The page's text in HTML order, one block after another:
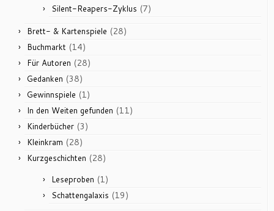
Silent-Reapers-Zyklus (7)
Brett- & Kartenspiele (28)
Buchmarkt (14)
Für Autoren (28)
Gedanken (38)
Gewinnspiele (1)
In den Weiten gefunden (11)
Kinderbücher (3)
Kleinkram (28)
Kurzgeschichten (28)
Leseproben (1)
Schattengalaxis (19)